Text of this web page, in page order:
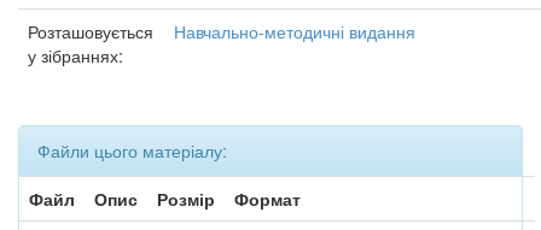
Розташовується
у зібраннях:
Навчально-методичні видання
Файли цього матеріалу:
Файл
Опис Розмір
Формат